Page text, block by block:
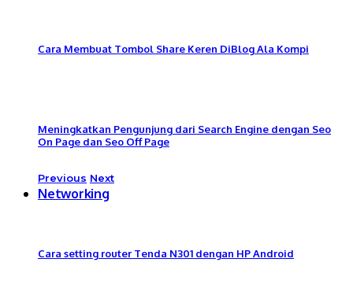
Cara Membuat Tombol Share Keren DiBlog Ala Kompi
Meningkatkan Pengunjung dari Search Engine dengan Seo
On Page dan Seo Off Page
Previous Next
Networking
Cara setting router Tenda N301 dengan HP Android